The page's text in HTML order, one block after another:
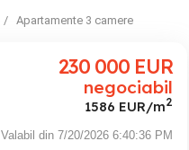
Apartamente 3 camere
230 000 EUR
negociabil
1586 EUR/m2
Valabil din 7/20/2026 6:40:36 PM